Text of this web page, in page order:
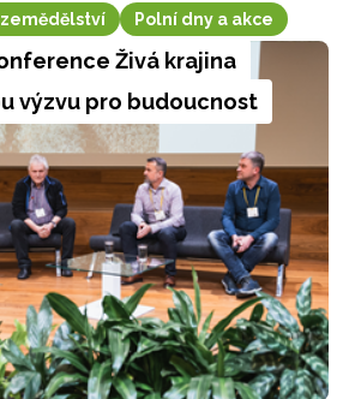
Polní dny a akce
Živá krajina
výzvu pro budoucnost